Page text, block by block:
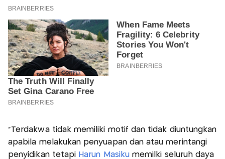
"Terdakwa tidak memiliki motif dan tidak diuntungkan
apabila melakukan penyuapan dan atau merintangi
penyidikan tetapi Harun Masikumemilki seluruh daya